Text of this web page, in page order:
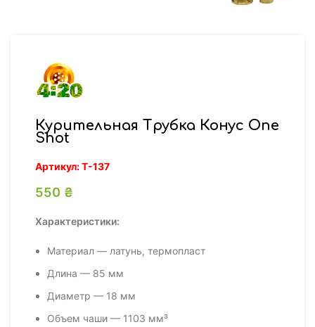
Курительная Трубка Конус One
Shot
Артикул:Т-137
550 ₴
Характеристики:
Материал — латунь, термопласт
Длина — 85 мм
Диаметр — 18 мм
Объем чаши — 1103 мм³